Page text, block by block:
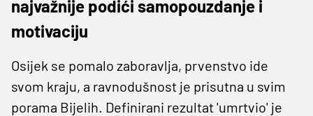
najvažnije podići samopouzdanje i
motivaciju
Osijek se pomalo zaboravlja, prvenstvo ide
svom kraju, a ravnodušnost je prisutna u svim
porama Bijelih. Definirani rezultat 'umrtvio' je